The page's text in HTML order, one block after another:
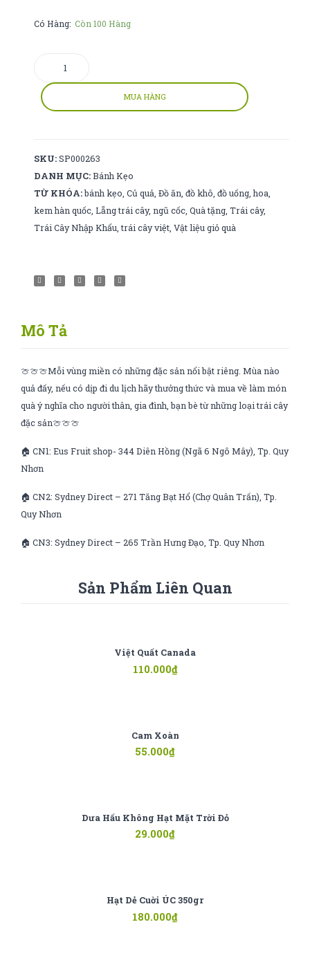
Có Hàng: Còn 100 Hàng
tiền
MUA HÀNG
SKU: SP000263
DANH MỤC: Bánh Kẹo
TỪ KHÓA: bánh kẹo ,Củ quả ,Đồ ăn ,đồ khô ,đồ uống ,hoa
kem hàn quốc ,Lẵng trái cây,ngũ cốc ,Quà tặng ,Trái cây,
Trái Cây Nhập Khẩu ,trái cây việt ,Vật liệu giỏ quà
Mô Tả
🍈🍈🍈Mỗi vùng miền có những đặc sản nổi bật riêng. Mùa nào
quả đấy, nếu có dịp đi du lịch hãy thưởng thức và mua về làm món
quà ý nghĩa cho người thân, gia đình, bạn bè từ những loại trái cây
đặc sản🍈🍈🍈
🏠 CN1: Eus Fruit shop- 344 Diên Hồng (Ngã 6 Ngô Mây), Tp. Quy
Nhơn
🏠 CN2: Sydney Direct – 271 Tăng Bạt Hổ (Chợ Quân Trấn), Tp.
Quy Nhơn
🏠 CN3: Sydney Direct – 265 Trần Hưng Đạo, Tp. Quy Nhơn
Sản Phẩm Liên Quan
Việt Quất Canada
110.000₫
Cam Xoàn
55.000₫
Dưa Hấu Không Hạt Mặt Trời Đỏ
29.000₫
Hạt Dẻ Cuời ÚC 350gr
180.000₫